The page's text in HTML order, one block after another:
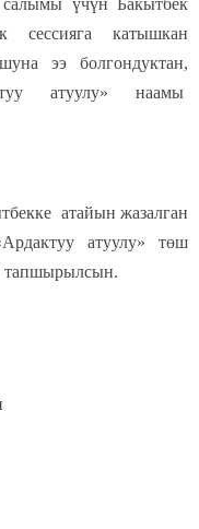
сессияга катышкан
ээ болгондуктан,
атуулу» наамы
атайын жазалган
атуулу» төш
тапшырылсын.